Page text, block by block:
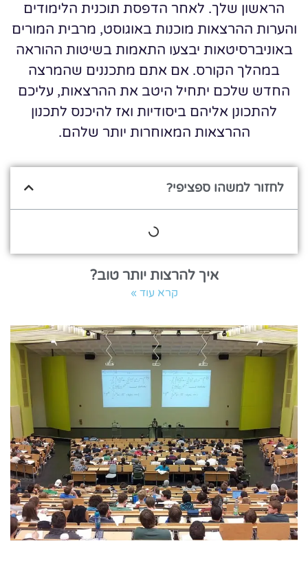
הראשון שלך. לאחר הדפסת תוכנית הלימודים
והערות ההרצאות מוכנות באוגוסט, מרבית המורים
באוניברסיטאות יבצעו התאמות בשיטות ההוראה
במהלך הקורס. אם אתם מתכננים שהמרצה
החדש שלכם יתחיל היטב את ההרצאות, עליכם
להתכונן אליהם ביסודיות ואז להיכנס לתכנון
ההרצאות המאוחרות יותר שלהם.
לחזור למשהו ספציפי?
איך להרצות יותר טוב?
קרא עוד »